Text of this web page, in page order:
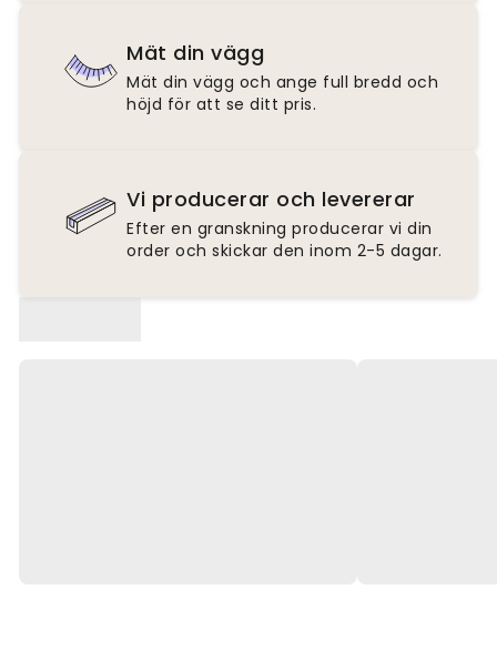
Mät din vägg
Mät din vägg och ange full bredd och
höjd för att se ditt pris.
Vi producerar och levererar
Efter en granskning producerar vi din
order och skickar den inom 2-5 dagar.